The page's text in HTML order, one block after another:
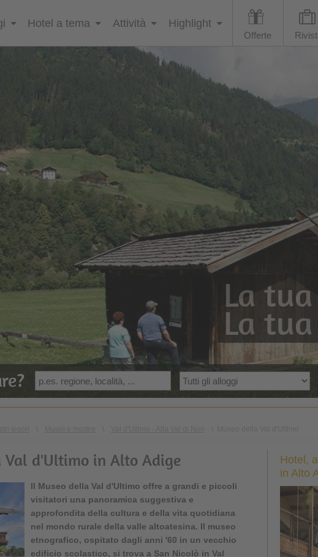
Hotel a tema Attività Highlight
Offerte
La
La
Val d'Ultimo in Alto Adige
Il Museo della Val d'Ultimo offre a grandi e piccoli
visitatori una panoramica suggestiva e
approfondita della cultura e della vita quotidiana
nel mondo rurale della valle altoatesina. Il museo
etnografico, ospitato dagli anni '60 in un vecchio
edificio scolastico, si trova a San Nicolò in Val
Hotel,
in Alto